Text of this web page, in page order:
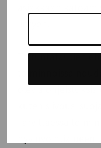
Tartuntatautien
toiminnoissa
olevia
kuten siivous,